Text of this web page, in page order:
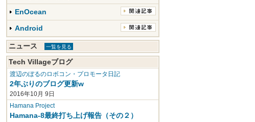
EnOcean
Android
ニュース 一覧を見る
Tech Villageブログ
渡辺のぼるのロボコン・プロモータ日記
2年ぶりのブログ更新w
2016年10月 9日
Hamana Project
Hamana-8最終打ち上げ報告（その２）